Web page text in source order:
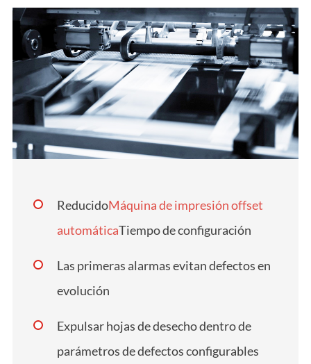
ReducidoMáquina de impresión offset
automáticaTiempo de configuración
Las primeras alarmas evitan defectos en
evolución
Expulsar hojas de desecho dentro de
parámetros de defectos configurables